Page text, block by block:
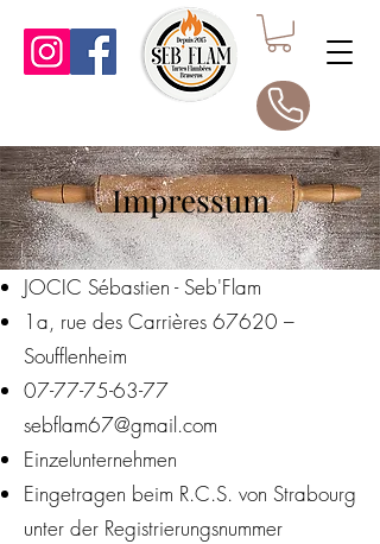
Impressum
JOCIC Sébastien - Seb'Flam
1a, rue des Carrières 67620 –
Soufflenheim
07-77-75-63-77
sebflam67@gmail.com
Einzelunternehmen
Eingetragen beim R.C.S. von Strabourg
unter der Registrierungsnummer